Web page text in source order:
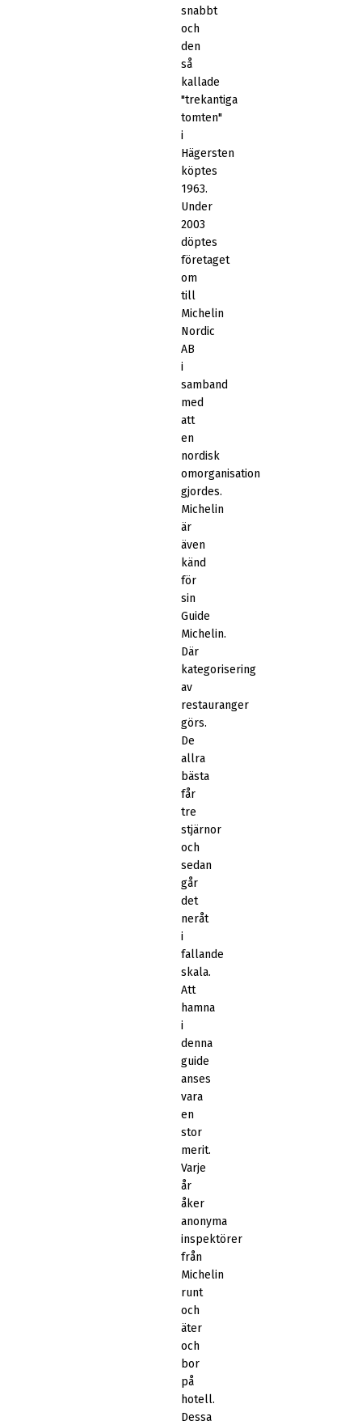
snabbt
och
den
så
kallade
"trekantiga
tomten"
i
Hägersten
köptes
1963.
Under
2003
döptes
företaget
om
till
Michelin
Nordic
AB
i
samband
med
att
en
nordisk
omorganisation
gjordes.
Michelin
är
även
känd
för
sin
Guide
Michelin.
Där
kategorisering
av
restauranger
görs.
De
allra
bästa
får
tre
stjärnor
och
sedan
går
det
neråt
i
fallande
skala.
Att
hamna
i
denna
guide
anses
vara
en
stor
merit.
Varje
år
åker
anonyma
inspektörer
från
Michelin
runt
och
äter
och
bor
på
hotell.
Dessa